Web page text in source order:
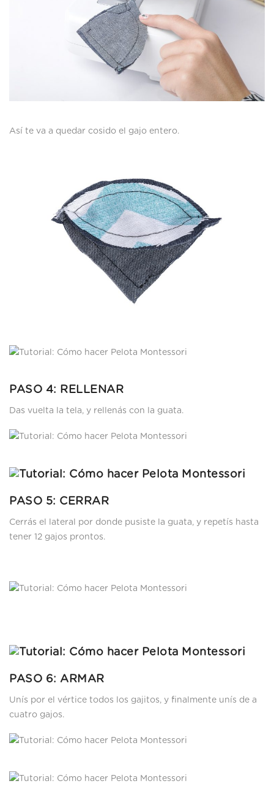
Así te va a quedar cosido el gajo entero.
PASO 4: RELLENAR
Das vuelta la tela, y rellenás con la guata.
PASO 5: CERRAR
Cerrás el lateral por donde pusiste la guata, y repetís hasta
tener 12 gajos prontos.
PASO 6: ARMAR
Unís por el vértice todos los gajitos, y finalmente unís de a
cuatro gajos.